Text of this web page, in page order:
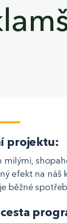
projektu:
milými,
efekt na náš
běžné